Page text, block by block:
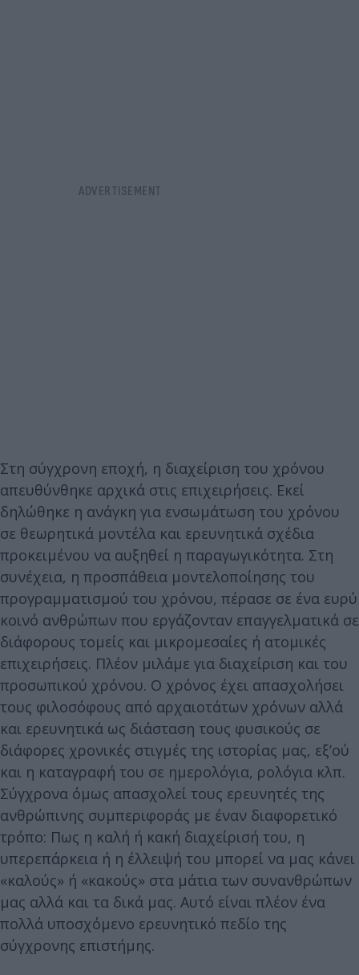
Στη σύγχρονη εποχή, η διαχείριση του χρόνου
απευθύνθηκε αρχικά στις επιχειρήσεις. Εκεί
δηλώθηκε η ανάγκη για ενσωμάτωση του χρόνου
σε θεωρητικά μοντέλα και ερευνητικά σχέδια
προκειμένου να αυξηθεί η παραγωγικότητα. Στη
συνέχεια, η προσπάθεια μοντελοποίησης του
προγραμματισμού του χρόνου, πέρασε σε ένα ευρύ
κοινό ανθρώπων που εργάζονταν επαγγελματικά σε
διάφορους τομείς και μικρομεσαίες ή ατομικές
επιχειρήσεις. Πλέον μιλάμε για διαχείριση και του
προσωπικού χρόνου. Ο χρόνος έχει απασχολήσει
τους φιλοσόφους από αρχαιοτάτων χρόνων αλλά
και ερευνητικά ως διάσταση τους φυσικούς σε
διάφορες χρονικές στιγμές της ιστορίας μας, εξ’ού
και η καταγραφή του σε ημερολόγια, ρολόγια κλπ.
Σύγχρονα όμως απασχολεί τους ερευνητές της
ανθρώπινης συμπεριφοράς με έναν διαφορετικό
τρόπο: Πως η καλή ή κακή διαχείρισή του, η
υπερεπάρκεια ή η έλλειψή του μπορεί να μας κάνει
«καλούς» ή «κακούς» στα μάτια των συνανθρώπων
μας αλλά και τα δικά μας. Αυτό είναι πλέον ένα
πολλά υποσχόμενο ερευνητικό πεδίο της
σύγχρονης επιστήμης.